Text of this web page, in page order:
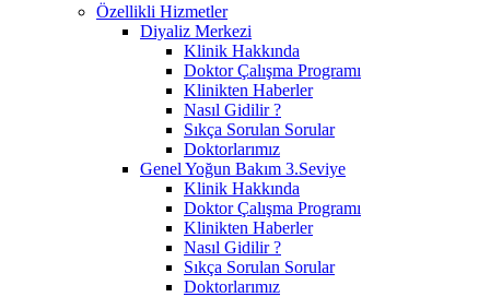
Özellikli Hizmetler
Diyaliz Merkezi
Klinik Hakkında
Doktor Çalışma Programı
Klinikten Haberler
Nasıl Gidilir ?
Sıkça Sorulan Sorular
Doktorlarımız
Genel Yoğun Bakım 3.Seviye
Klinik Hakkında
Doktor Çalışma Programı
Klinikten Haberler
Nasıl Gidilir ?
Sıkça Sorulan Sorular
Doktorlarımız